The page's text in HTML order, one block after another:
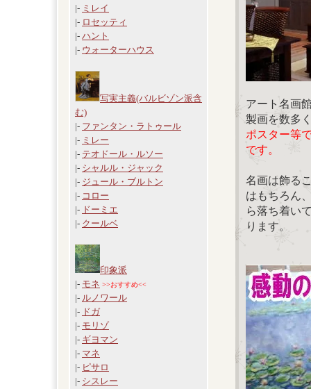
|- ミレイ
|- ロセッティ
|- ハント
|- ウォーターハウス
写実主義(バルビゾン派含
む)
|- ファンタン・ラトゥール
|- ミレー
|- テオドール・ルソー
|- シャルル・ジャック
|- ジュール・ブルトン
|- コロー
|- ドーミエ
|- クールベ
印象派
|- モネ >>おすすめ<<
|- ルノワール
|- ドガ
|- モリゾ
|- ギヨマン
|- マネ
|- ピサロ
|- シスレー
アート名画
製画を数多
ポスター等
です。
名画は飾る
はもちろん
ら落ち着い
ります。